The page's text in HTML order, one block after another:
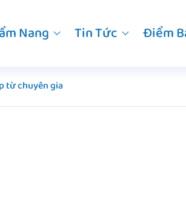
Nang Tin Tức Điểm
từ chuyên gia